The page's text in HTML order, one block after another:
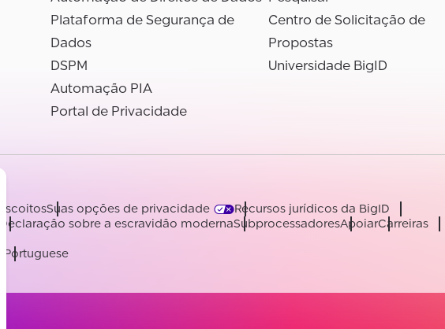
Plataforma de Segurança de
Dados
DSPM
Automação PIA
Portal de Privacidade
Centro de Solicitação de
Propostas
Universidade BigID
BiscoitosSuas opções de privacidade
Recursos jurídicos da BigID
Declaração sobre a escravidão modernaSubprocessadoresApoiarCarreiras
Portuguese